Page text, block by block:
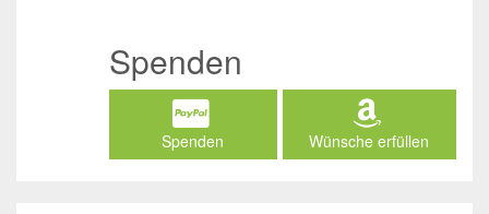
Spenden
Spenden Wünsche erfüllen